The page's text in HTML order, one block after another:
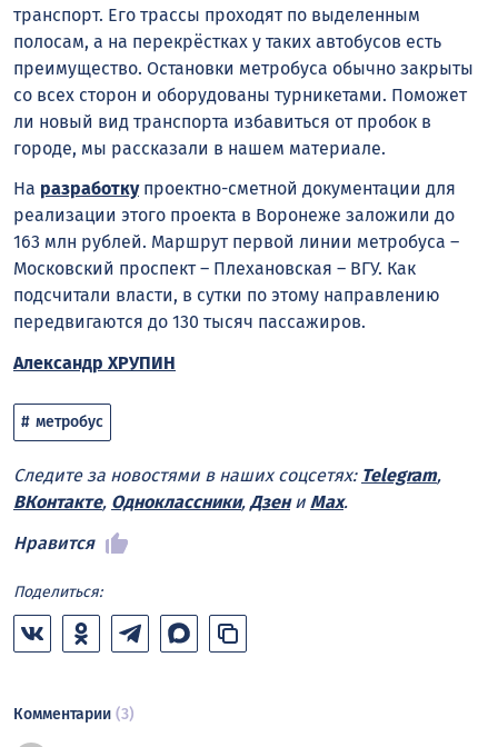
транспорт. Его трассы проходят по выделенным
полосам, а на перекрёстках у таких автобусов есть
преимущество. Остановки метробуса обычно закрыты
со всех сторон и оборудованы турникетами. Поможет
ли новый вид транспорта избавиться от пробок в
городе, мы рассказали в нашем материале.
На разработкупроектно-сметной документации для
реализации этого проекта в Воронеже заложили до
163 млн рублей. Маршрут первой линии метробуса –
Московский проспект – Плехановская – ВГУ. Как
подсчитали власти, в сутки по этому направлению
передвигаются до 130 тысяч пассажиров.
Александр ХРУПИН
метробус
Следите за новостями в наших соцсетях: Telegram,
ВКонтакте, Одноклассники, Дзени Max.
Нравится
Поделиться:
Комментарии (3)